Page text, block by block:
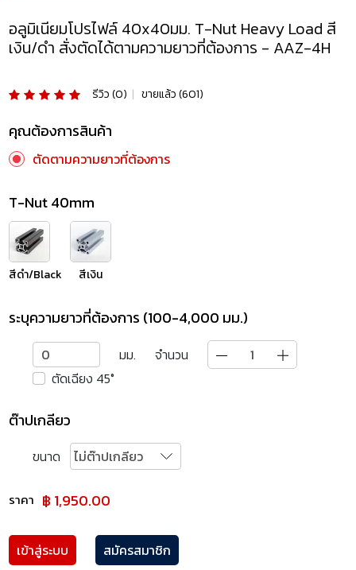
อลูมิเนียมโปรไฟล์ 40x40มม. T-Nut Heavy Load สี
เงิน/ดำ สั่งตัดได้ตามความยาวที่ต้องการ - AAZ-4H
รีวิว (0) | ขายแล้ว (601)
คุณต้องการสินค้า
ตัดตามความยาวที่ต้องการ
T-Nut 40mm
สีดำ/Black สีเงิน
ระบุความยาวที่ต้องการ (100-4,000 มม.)
มม.
จำนวน
ตัดเฉียง 45°
ต๊าปเกลียว
ขนาด
ราคา ฿ 1,950.00
เข้าสู่ระบบ
สมัครสมาชิก